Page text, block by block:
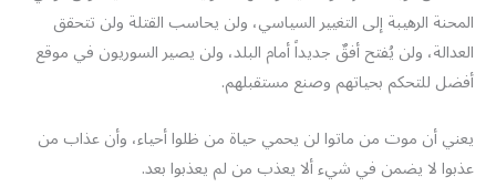
المحنة الرهيبة إلى التغيير السياسي، ولن يحاسب القتلة ولن تتحقق
العدالة، ولن يُفتح أفقٌ جديداً أمام البلد، ولن يصير السوريون في موقع
أفضل للتحكم بحياتهم وصنع مستقبلهم.
يعني أن موت من ماتوا لن يحمي حياة من ظلوا أحياء، وأن عذاب من
عذبوا لا يضمن في شيء ألا يعذب من لم يعذبوا بعد.